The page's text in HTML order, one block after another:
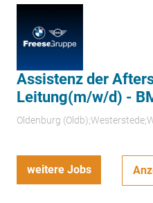
Assistenz der
Leitung(m/w/d) -
Oldenburg
weitere Jobs